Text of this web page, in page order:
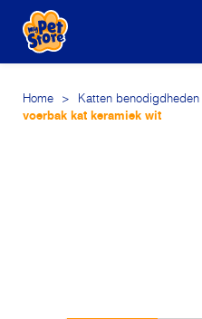
Home > Katten benodigdheden
voerbak kat keramiek wit